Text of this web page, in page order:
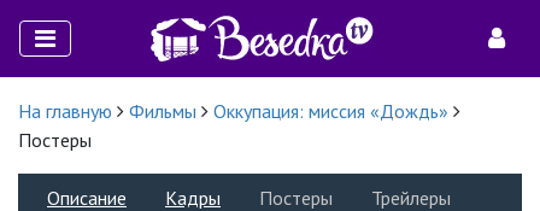
На главную Фильмы
Оккупация: миссия «Дождь»
Постеры
Описание Кадры Постеры
Трейлеры